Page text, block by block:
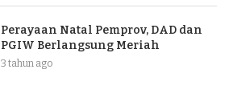
Perayaan Natal Pemprov, DAD dan
PGIW Berlangsung Meriah
3 tahun ago